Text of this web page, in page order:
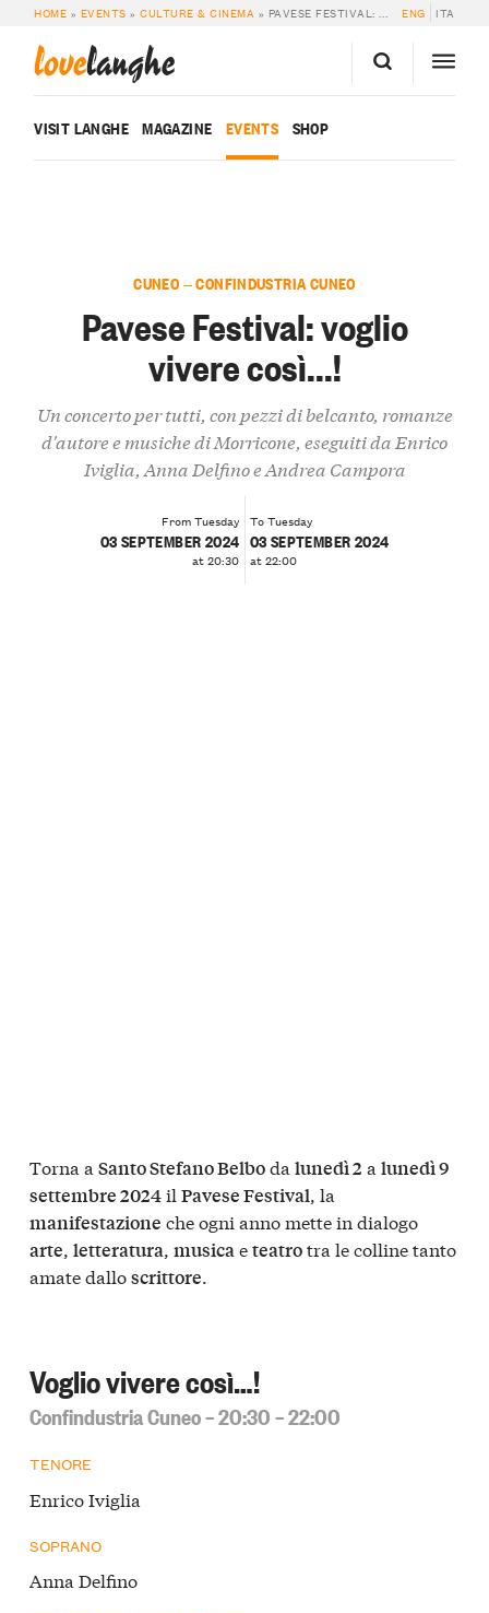
HOME » EVENTS »CULTURE & CINEMA » PAVESE FESTIVAL: VOGLIO VIVERE COSÌ…! ENG ITA
lovelanghe
VISIT LANGHE MAGAZINE EVENTS SHOP
CUNEO — CONFINDUSTRIA CUNEO
Pavese Festival: voglio
vivere così...!
Un concerto per tutti, con pezzi di belcanto, romanze
d'autore e musiche di Morricone, eseguiti da Enrico
Iviglia, Anna Delfino e Andrea Campora
From Tuesday
03 SEPTEMBER 2024
at 20:30
To Tuesday
03 SEPTEMBER 2024
at 22:00
Torna a Santo Stefano Belboda lunedì 2 a lunedì 9
settembre 2024il Pavese Festival, la
manifestazione che ogni anno mette in dialogo
arte, letteratura, musicaeteatrotra le colline tanto
amate dalloscrittore.
Voglio vivere così…!
Confindustria Cuneo – 20:30 – 22:00
TENORE
Enrico Iviglia
SOPRANO
Anna Delfino